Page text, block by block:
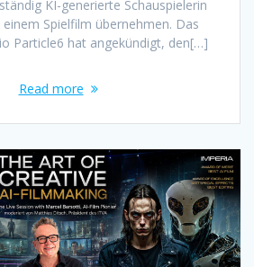
KI-generierte Schauspielerin
Spielfilm übernehmen. Das
Particle6 hat angekündigt, den[…]
Read more